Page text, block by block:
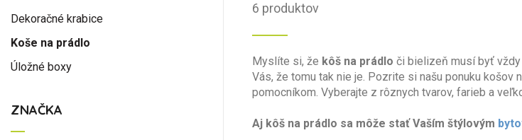
Dekoračné krabice
Koše na prádlo
Úložné boxy
ZNAČKA
6 produktov
Myslíte si, že kôš na prádlo či bielizeň musí byť
Vás, že tomu tak nie je. Pozrite si našu ponuku košov
pomocníkom. Vyberajte z rôznych tvarov, farieb a
Aj kôš na prádlo sa môže stať Vaším štýlovým